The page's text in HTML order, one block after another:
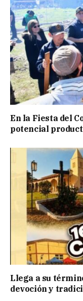
En la Fiesta del
potencial
Llega a su
devoción y